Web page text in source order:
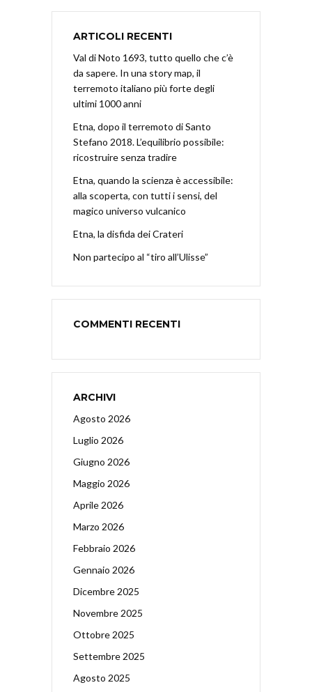
ARTICOLI RECENTI
Val di Noto 1693, tutto quello che c’è
da sapere. In una story map, il
terremoto italiano più forte degli
ultimi 1000 anni
Etna, dopo il terremoto di Santo
Stefano 2018. L’equilibrio possibile:
ricostruire senza tradire
Etna, quando la scienza è accessibile:
alla scoperta, con tutti i sensi, del
magico universo vulcanico
Etna, la disfida dei Crateri
Non partecipo al “tiro all’Ulisse”
COMMENTI RECENTI
ARCHIVI
Agosto 2026
Luglio 2026
Giugno 2026
Maggio 2026
Aprile 2026
Marzo 2026
Febbraio 2026
Gennaio 2026
Dicembre 2025
Novembre 2025
Ottobre 2025
Settembre 2025
Agosto 2025